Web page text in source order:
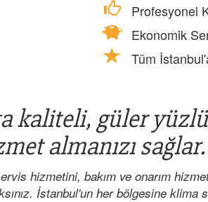
Profesyonel
Ekonomik
Tüm
kaliteli, güler
almanızı sağlar.
hizmetini, bakım ve onarım
İstanbul'un her bölgesine klima